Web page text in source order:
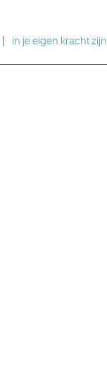
in je eigen kracht zijn